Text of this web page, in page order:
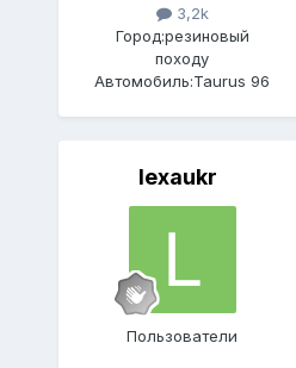
3,2k
Город:резиновый
походу
Автомобиль:Taurus 96
lexaukr
Пользователи